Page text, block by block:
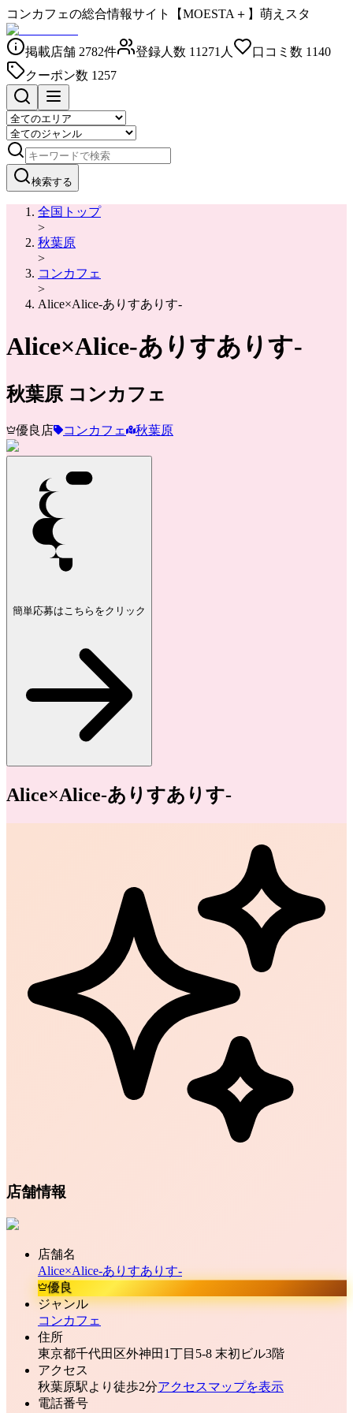
コンカフェの総合情報サイト【MOESTA＋】萌えスタ
掲載店舗 2782件 登録人数 11271 人 口コミ数 1140
クーポン数 1257
検索する
全国トップ
>
秋葉原
>
コンカフェ
>
Alice×Alice-ありすありす-
Alice×Alice-ありすありす-
秋葉原 コンカフェ
優良店 コンカフェ 秋葉原
簡単応募はこちらをクリック
Alice×Alice-ありすありす-
店舗情報
店舗名
Alice×Alice-ありすありす-
優良
ジャンル
コンカフェ
住所
東京都千代田区外神田1丁目5-8 末初ビル3階
アクセス
秋葉原駅より徒歩2分アクセスマップを表示
電話番号